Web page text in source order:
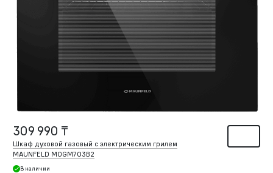
309 990 ₸
Шкаф духовой газовый с электрическим грилем
MAUNFELD MOGM703B2
В наличии